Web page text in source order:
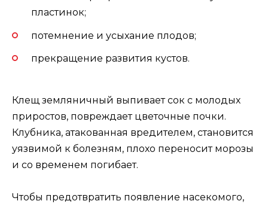
пластинок;
потемнение и усыхание плодов;
прекращение развития кустов.
Клещ земляничный выпивает сок с молодых
приростов, повреждает цветочные почки.
Клубника, атакованная вредителем, становится
уязвимой к болезням, плохо переносит морозы
и со временем погибает.
Чтобы предотвратить появление насекомого,